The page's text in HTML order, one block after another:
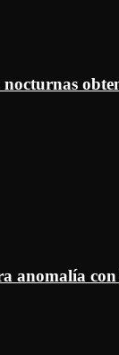
anomalía